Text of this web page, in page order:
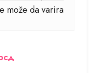
može da varira